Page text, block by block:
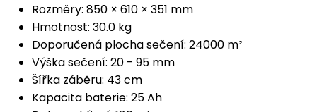
Rozměry: 850 × 610 × 351 mm
Hmotnost: 30.0 kg
Doporučená plocha sečení: 24000 m²
Výška sečení: 20 - 95 mm
Šířka záběru: 43 cm
Kapacita baterie: 25 Ah